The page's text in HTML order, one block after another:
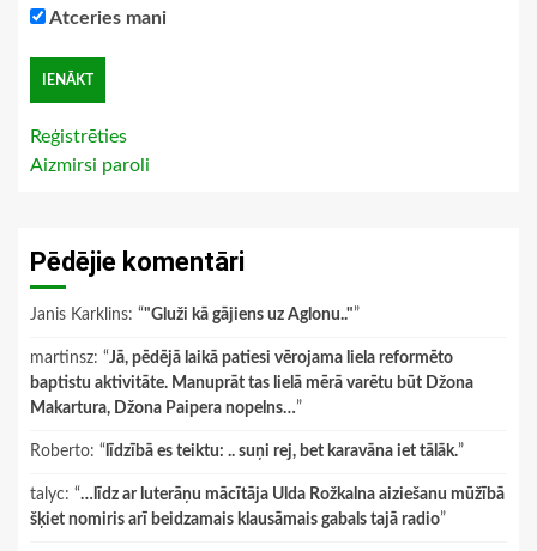
Atceries mani
Reģistrēties
Aizmirsi paroli
Pēdējie komentāri
Janis Karklins: “"Gluži kā gājiens uz Aglonu.."”
martinsz: “Jā, pēdējā laikā patiesi vērojama liela reformēto
baptistu aktivitāte. Manuprāt tas lielā mērā varētu būt Džona
Makartura, Džona Paipera nopelns…”
Roberto: “ līdzībā es teiktu: .. suņi rej, bet karavāna iet tālāk.”
talyc: “…līdz ar luterāņu mācītāja Ulda Rožkalna aiziešanu mūžībā
šķiet nomiris arī beidzamais klausāmais gabals tajā radio”